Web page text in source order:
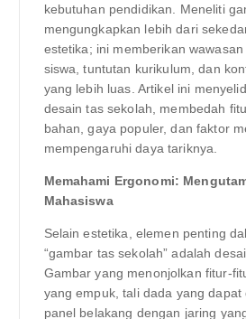
kebutuhan pendidikan. Meneliti
mengungkapkan lebih dari
estetika; ini memberikan
siswa, tuntutan kurikulum, dan
yang lebih luas. Artikel ini
desain tas sekolah, membedah
bahan, gaya populer, dan faktor
mempengaruhi daya tariknya.
Memahami Ergonomi:
Mahasiswa
Selain estetika, elemen penting
“gambar tas sekolah” adalah
Gambar yang menonjolkan fitur-
yang empuk, tali dada yang dapat
panel belakang dengan jaring